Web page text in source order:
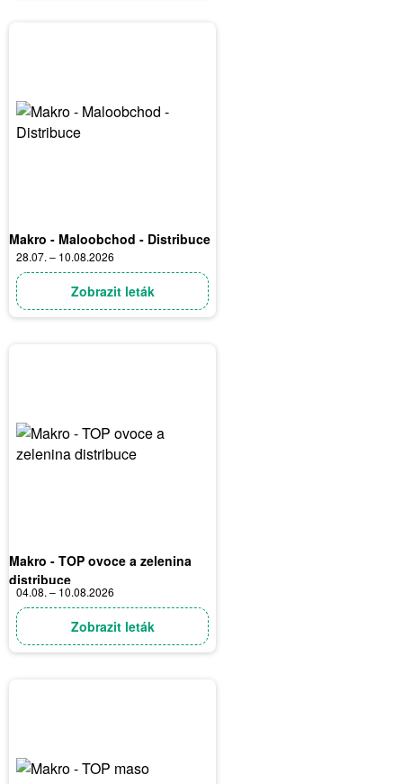
Makro - Maloobchod - Distribuce
28.07. – 10.08.2026
Zobrazit leták
Makro - TOP ovoce a zelenina
distribuce
04.08. – 10.08.2026
Zobrazit leták